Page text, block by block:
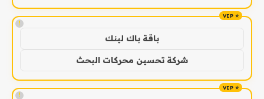
!
باقة باك لينك
شركة تحسين محركات البحث
!